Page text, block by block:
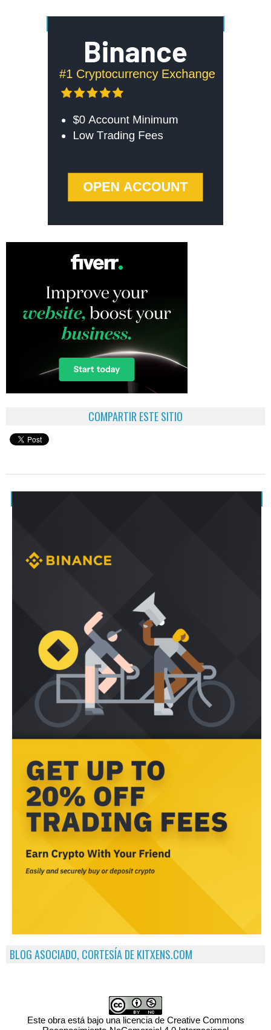
COMPARTIR ESTE SITIO
BLOG ASOCIADO, CORTESÍA DE KITXENS.COM
Este obra está bajo una licencia de Creative Commons